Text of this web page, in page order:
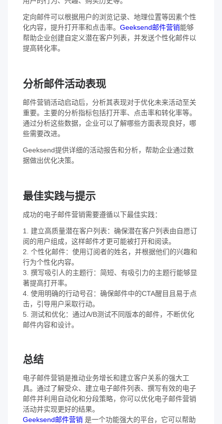
定向邮件可以根据用户的浏览记录、地理位置等因素个性
化内容，提升打开率和点击率。 Geeksend邮件营销能够
帮助企业创建自定义潜在客户列表，并发送个性化邮件以
提高转化率。
分析邮件活动表现
邮件营销活动启动后，分析其表现对于优化未来活动至关
重要。主要的分析指标包括打开率、点击率和转化率等。
通过分析这些数据，企业可以了解哪些方面表现良好，哪
些需要改进。
Geeksend提供详细的活动报告和分析，帮助企业通过数
据做出优化决策。
最佳实践与提示
成功的电子邮件营销需要遵循以下最佳实践：
1. 建立高质量潜在客户列表：确保潜在客户列表由自愿订
阅的用户组成，这样邮件才更可能被打开和阅读。
2. 个性化邮件：使用订阅者的姓名，并根据他们的兴趣和
行为个性化内容。
3. 撰写吸引人的主题行：简短、有吸引力的主题行能够显
著提高打开率。
4. 使用明确的行动号召：确保邮件中的CTA醒目且易于点
击，引导用户采取行动。
5. 测试和优化：通过A/B测试不同版本的邮件，不断优化
邮件内容和设计。
总结
电子邮件营销是推动业务增长和建立客户关系的强大工
具。通过了解受众、建立电子邮件列表、撰写有效的电子
邮件并利用自动化和分段策略，你可以优化电子邮件营销
活动并实现更好的结果。
Geeksend邮件营销 是一个功能强大的平台，它可以帮助